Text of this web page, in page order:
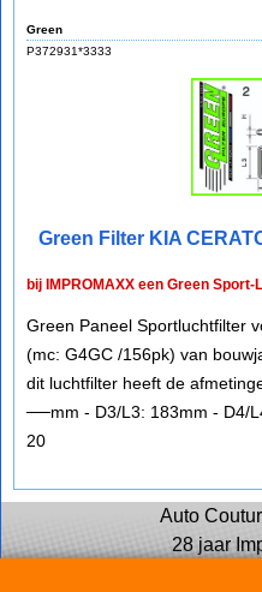
Green
P372931*3333
Green Filter KIA
bij IMPROMAXX een Green
Green Paneel Sportluchtfilter
(mc: G4GC /156pk) van
dit luchtfilter heeft de
──mm - D3/L3: 183mm - D4/
20
Auto
28 jaar